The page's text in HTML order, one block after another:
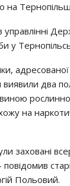
на
у
два
на
заховані
повідомив
Польовий.